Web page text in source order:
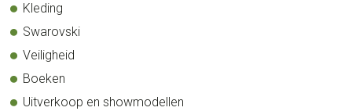
Kleding
Swarovski
Veiligheid
Boeken
Uitverkoop en showmodellen